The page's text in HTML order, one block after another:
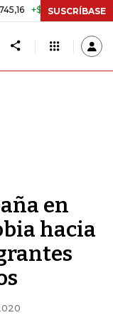
+0,58%
SUSCRÍBASE
en
hacia